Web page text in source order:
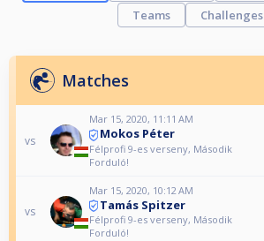
Teams
Challenges
Matches
vs
Mar 15, 2020, 11:11 AM
Mokos Péter
Félprofi 9-es verseny, Második
Forduló!
vs
Mar 15, 2020, 10:12 AM
Tamás Spitzer
Félprofi 9-es verseny, Második
Forduló!